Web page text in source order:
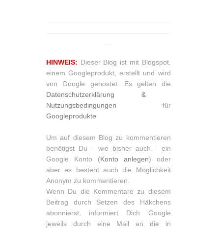
HINWEIS: Dieser Blog ist mit Blogspot,
einem Googleprodukt, erstellt und wird
von Google gehostet. Es gelten die
Datenschutzerklärung &
Nutzungsbedingungen
für
Googleprodukte
Um auf diesem Blog zu kommentieren
benötigst Du - wie bisher auch - ein
Google Konto (Konto anlegen) oder
aber es besteht auch die Möglichkeit
Anonym zu kommentieren.
Wenn Du die Kommentare zu diesem
Beitrag durch Setzen des Häkchens
abonnierst, informiert Dich Google
jeweils durch eine Mail an die in